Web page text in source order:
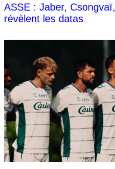
ASSE : Jaber,
révèlent les datas